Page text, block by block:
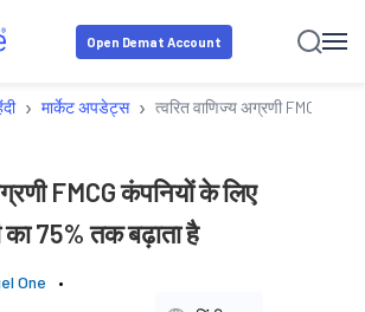
Open Demat Account
› मार्केट अपडेट्स › त्वरित वाणिज्य अग्रणी FMCG
FMCG कंपनियों के लिए
75% तक बढ़ाता है
One